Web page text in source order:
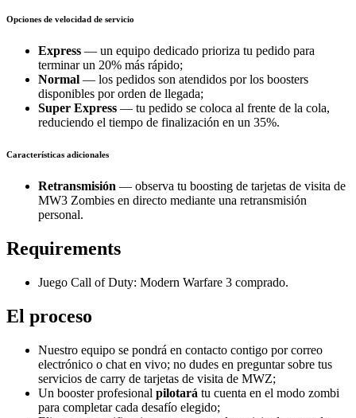
Opciones de velocidad de servicio
Express — un equipo dedicado prioriza tu pedido para
terminar un 20% más rápido;
Normal — los pedidos son atendidos por los boosters
disponibles por orden de llegada;
Super Express — tu pedido se coloca al frente de la cola,
reduciendo el tiempo de finalización en un 35%.
Características adicionales
Retransmisión — observa tu boosting de tarjetas de visita de
MW3 Zombies en directo mediante una retransmisión
personal.
Requirements
Juego Call of Duty: Modern Warfare 3 comprado.
El proceso
Nuestro equipo se pondrá en contacto contigo por correo
electrónico o chat en vivo; no dudes en preguntar sobre tus
servicios de carry de tarjetas de visita de MWZ;
Un booster profesional pilotará tu cuenta en el modo zombi
para completar cada desafío elegido;